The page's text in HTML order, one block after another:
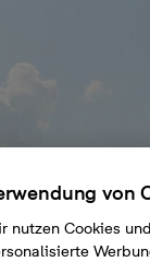
von
nutzen Cookies